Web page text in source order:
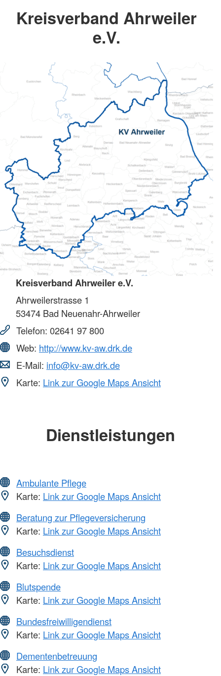
Kreisverband Ahrweiler
e.V.
Kreisverband Ahrweiler e.V.
Ahrweilerstrasse 1
53474 Bad Neuenahr-Ahrweiler
Telefon: 02641 97 800
Web: http://www.kv-aw.drk.de
E-Mail: info@kv-aw.drk.de
Karte: Link zur Google Maps Ansicht
Dienstleistungen
Ambulante Pflege
Karte: Link zur Google Maps Ansicht
Beratung zur Pflegeversicherung
Karte: Link zur Google Maps Ansicht
Besuchsdienst
Karte: Link zur Google Maps Ansicht
Blutspende
Karte: Link zur Google Maps Ansicht
Bundesfreiwilligendienst
Karte: Link zur Google Maps Ansicht
Dementenbetreuung
Karte: Link zur Google Maps Ansicht